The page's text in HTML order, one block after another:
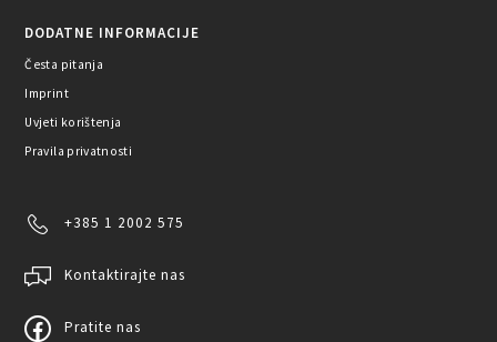
DODATNE INFORMACIJE
Česta pitanja
Imprint
Uvjeti korištenja
Pravila privatnosti
+385 1 2002 575
Kontaktirajte nas
Pratite nas